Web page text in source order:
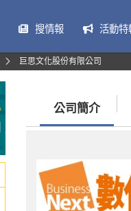
搜情報 活動特
巨思文化股份有限公司
公司簡介